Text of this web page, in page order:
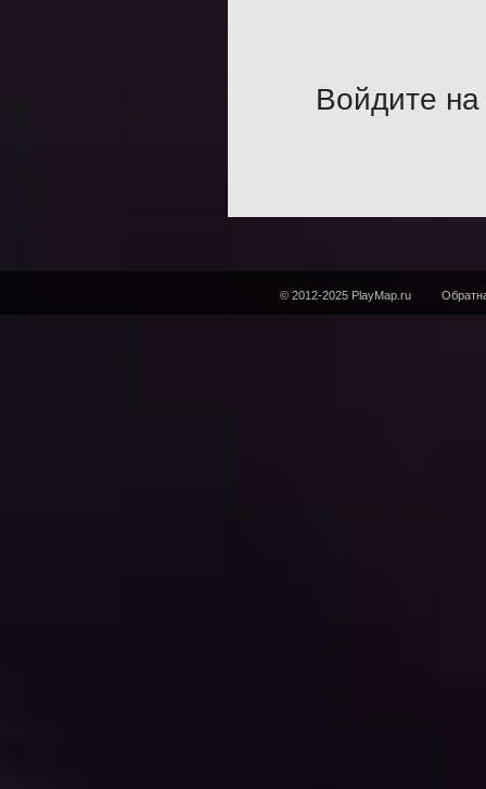
Войдите на
© 2012-2025 PlayMap.ru